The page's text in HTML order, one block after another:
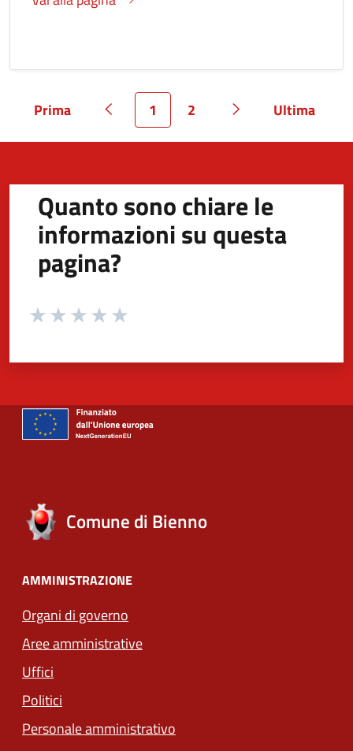
Pagina
Prima Pagina precedente
Pagina
1 Pagina
2 Pagina successiva
Pagina
Ultima
Quanto sono chiare le
informazioni su questa
pagina?
Valuta da 1 a 5 stelle la pagina
Comune di Bienno
AMMINISTRAZIONE
Organi di governo
Aree amministrative
Uffici
Politici
Personale amministrativo